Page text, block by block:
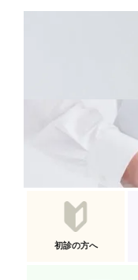
初診の方へ